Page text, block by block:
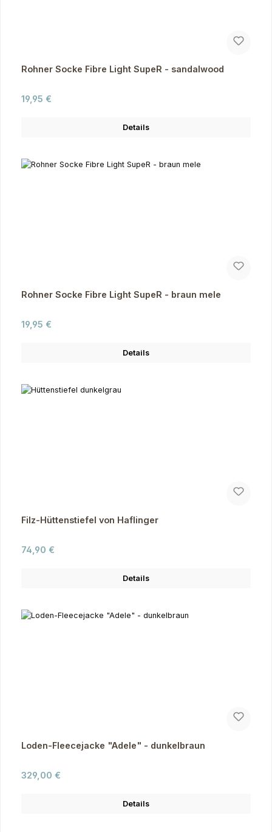
Rohner Socke Fibre Light SupeR - sandalwood
Regulärer Preis:
19,95 €
Details
Rohner Socke Fibre Light SupeR - braun mele
Regulärer Preis:
19,95 €
Details
Filz-Hüttenstiefel von Haflinger
Regulärer Preis:
74,90 €
Details
Loden-Fleecejacke "Adele" - dunkelbraun
Regulärer Preis:
329,00 €
Details